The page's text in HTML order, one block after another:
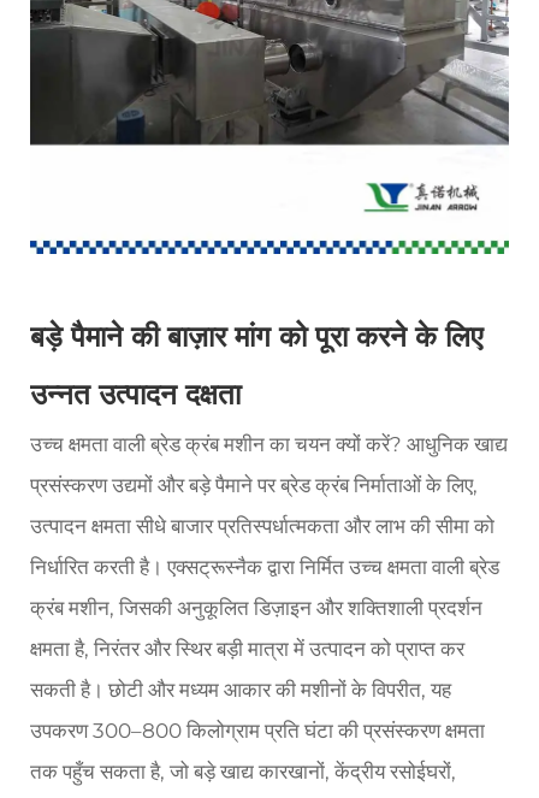
बड़े पैमाने की बाज़ार मांग को पूरा करने के लिए
उन्नत उत्पादन दक्षता
उच्च क्षमता वाली ब्रेड क्रंब मशीन का चयन क्यों करें? आधुनिक खाद्य
प्रसंस्करण उद्यमों और बड़े पैमाने पर ब्रेड क्रंब निर्माताओं के लिए,
उत्पादन क्षमता सीधे बाजार प्रतिस्पर्धात्मकता और लाभ की सीमा को
निर्धारित करती है। एक्सट्रूस्नैक द्वारा निर्मित उच्च क्षमता वाली ब्रेड
क्रंब मशीन, जिसकी अनुकूलित डिज़ाइन और शक्तिशाली प्रदर्शन
क्षमता है, निरंतर और स्थिर बड़ी मात्रा में उत्पादन को प्राप्त कर
सकती है। छोटी और मध्यम आकार की मशीनों के विपरीत, यह
उपकरण 300–800 किलोग्राम प्रति घंटा की प्रसंस्करण क्षमता
तक पहुँच सकता है, जो बड़े खाद्य कारखानों, केंद्रीय रसोईघरों,